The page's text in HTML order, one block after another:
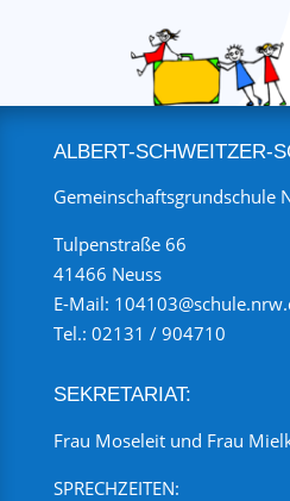
ALBERT-SCHWEITZER-
Gemeinschaftsgrundschule
Tulpenstraße 66
41466 Neuss
E-Mail:
Tel.: 02131 / 904710
SEKRETARIAT:
Frau Moseleit und Frau
SPRECHZEITEN: